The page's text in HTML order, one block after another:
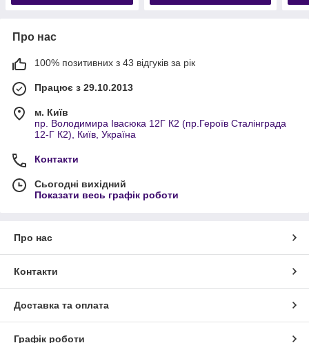
Про нас
100% позитивних з 43 відгуків за рік
Працює з 29.10.2013
м. Київ
пр. Володимира Івасюка 12Г К2 (пр.Героїв Сталінграда
12-Г К2), Київ, Україна
Контакти
Сьогодні вихідний
Показати весь графік роботи
Про нас
Контакти
Доставка та оплата
Графік роботи